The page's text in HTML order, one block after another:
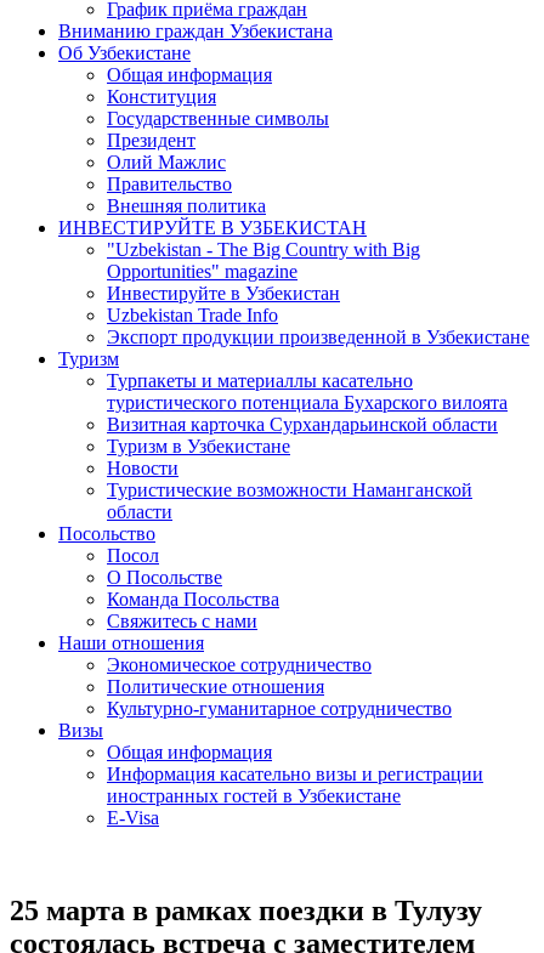
График приёма граждан
Вниманию граждан Узбекистана
Об Узбекистане
Общая информация
Конституция
Государственные символы
Президент
Олий Мажлис
Правительство
Внешняя политика
ИНВЕСТИРУЙТЕ В УЗБЕКИСТАН
"Uzbekistan - The Big Country with Big
Opportunities" magazine
Инвестируйте в Узбекистан
Uzbekistan Trade Info
Экспорт продукции произведенной в Узбекистане
Туризм
Турпакеты и материаллы касательно
туристического потенциала Бухарского вилоята
Визитная карточка Сурхандарьинской области
Туризм в Узбекистане
Новости
Туристические возможности Наманганской
области
Посольство
Посол
О Посольстве
Команда Посольства
Свяжитесь с нами
Наши отношения
Экономическое сотрудничество
Политические отношения
Культурно-гуманитарное сотрудничество
Визы
Общая информация
Информация касательно визы и регистрации
иностранных гостей в Узбекистане
E-Visa
25 марта в рамках поездки в Тулузу
состоялась встреча с заместителем